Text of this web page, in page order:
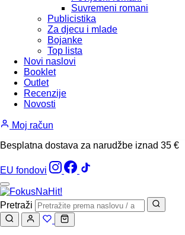
Suvremeni romani
Publicistika
Za djecu i mlade
Bojanke
Top lista
Novi naslovi
Booklet
Outlet
Recenzije
Novosti
Moj račun
Besplatna dostava za narudžbe iznad 35 €
EU fondovi
Pretraži